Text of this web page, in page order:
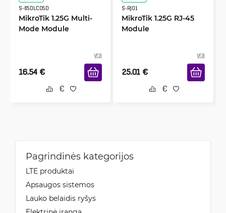
S-85DLC05D
MikroTik 1.25G Multi-
Mode Module
yra
16.54 €
S-RJ01
MikroTik 1.25G RJ-45
Module
yra
25.01 €
Pagrindinės kategorijos
LTE produktai
Apsaugos sistemos
Lauko belaidis ryšys